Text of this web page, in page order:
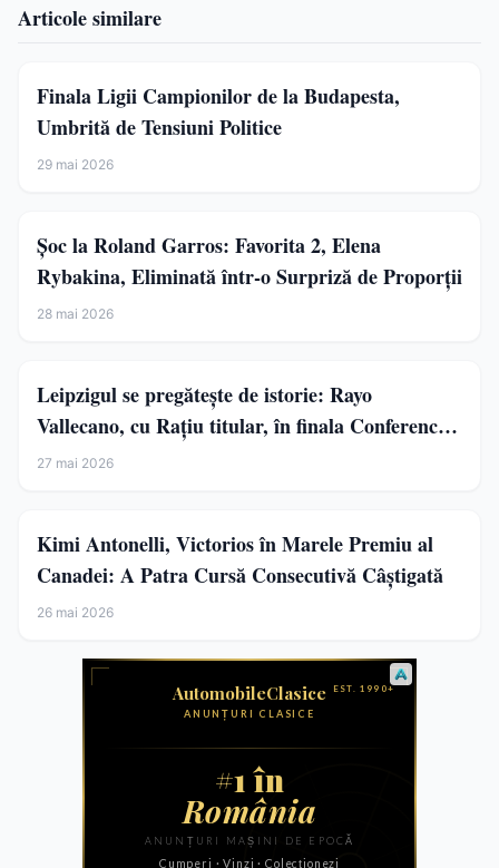
Articole similare
Finala Ligii Campionilor de la Budapesta,
Umbrită de Tensiuni Politice
29 mai 2026
Șoc la Roland Garros: Favorita 2, Elena
Rybakina, Eliminată într-o Surpriză de Proporții
28 mai 2026
Leipzigul se pregătește de istorie: Rayo
Vallecano, cu Rațiu titular, în finala Conference
League
27 mai 2026
Kimi Antonelli, Victorios în Marele Premiu al
Canadei: A Patra Cursă Consecutivă Câștigată
26 mai 2026